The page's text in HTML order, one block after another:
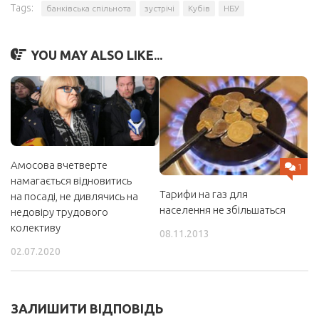
Tags: банківська спільнота зустрічі Кубів НБУ
YOU MAY ALSO LIKE...
Амосова вчетверте
намагається відновитись
на посаді, не дивлячись на
недовіру трудового
колективу
02.07.2020
1
Тарифи на газ для
населення не збільшаться
08.11.2013
ЗАЛИШИТИ ВІДПОВІДЬ